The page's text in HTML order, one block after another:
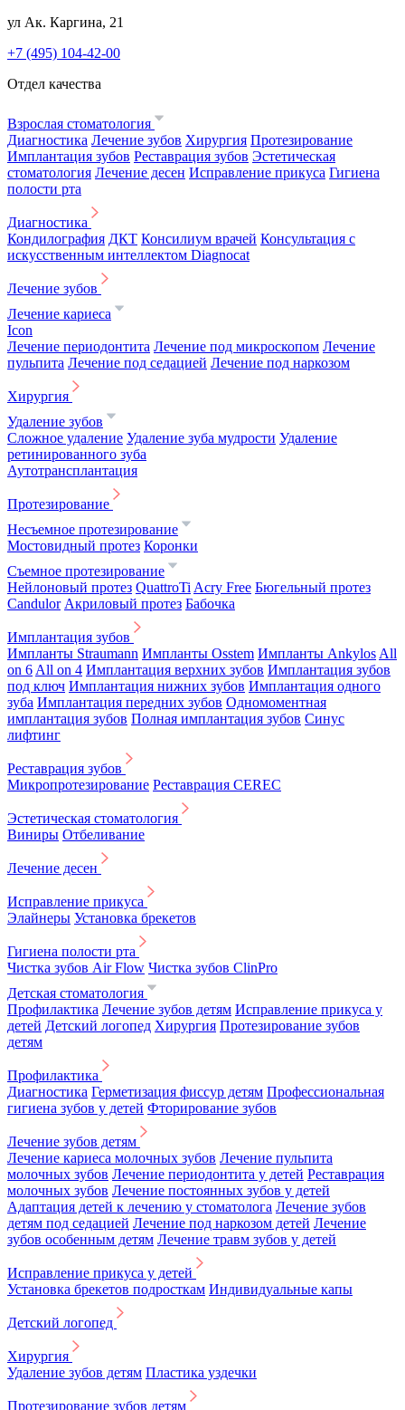
ул Ак. Каргина, 21
+7 (495) 104-42-00
Отдел качества
Взрослая стоматология
Диагностика Лечение зубов Хирургия Протезирование
Имплантация зубов Реставрация зубов Эстетическая
стоматология Лечение десен Исправление прикуса Гигиена
полости рта
Диагностика
Кондилография ДКТ Консилиум врачей Консультация с
искусственным интеллектом Diagnocat
Лечение зубов
Лечение кариеса
Icon
Лечение периодонтита Лечение под микроскопом Лечение
пульпита Лечение под седацией Лечение под наркозом
Хирургия
Удаление зубов
Сложное удаление Удаление зуба мудрости Удаление
ретинированного зуба
Аутотрансплантация
Протезирование
Несъемное протезирование
Мостовидный протез Коронки
Съемное протезирование
Нейлоновый протез QuattroTi Acry Free Бюгельный протез
Candulor Акриловый протез Бабочка
Имплантация зубов
Импланты Straumann Импланты Osstem Импланты Ankylos All
on 6 All on 4 Имплантация верхних зубов Имплантация зубов
под ключ Имплантация нижних зубов Имплантация одного
зуба Имплантация передних зубов Одномоментная
имплантация зубов Полная имплантация зубов Синус
лифтинг
Реставрация зубов
Микропротезирование Реставрация CEREC
Эстетическая стоматология
Виниры Отбеливание
Лечение десен
Исправление прикуса
Элайнеры Установка брекетов
Гигиена полости рта
Чистка зубов Air Flow Чистка зубов ClinPro
Детская стоматология
Профилактика Лечение зубов детям Исправление прикуса у
детей Детский логопед Хирургия Протезирование зубов
детям
Профилактика
Диагностика Герметизация фиссур детям Профессиональная
гигиена зубов у детей Фторирование зубов
Лечение зубов детям
Лечение кариеса молочных зубов Лечение пульпита
молочных зубов Лечение периодонтита у детей Реставрация
молочных зубов Лечение постоянных зубов у детей
Адаптация детей к лечению у стоматолога Лечение зубов
детям под седацией Лечение под наркозом детей Лечение
зубов особенным детям Лечение травм зубов у детей
Исправление прикуса у детей
Установка брекетов подросткам Индивидуальные капы
Детский логопед
Хирургия
Удаление зубов детям Пластика уздечки
Протезирование зубов детям